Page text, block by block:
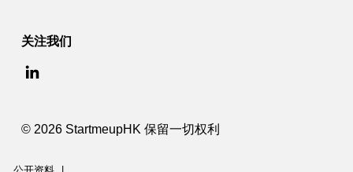
关注我们
© 2026 StartmeupHK 保留一切权利